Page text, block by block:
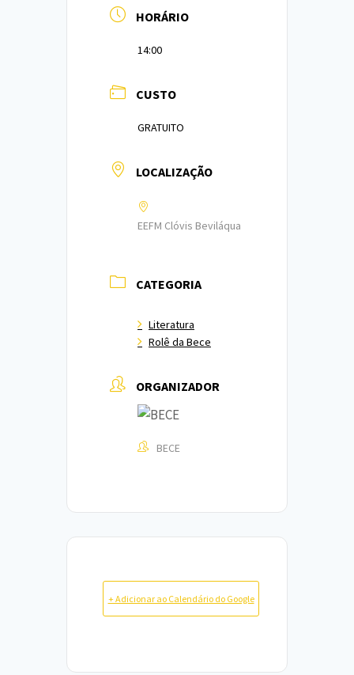
HORÁRIO
14:00
CUSTO
GRATUITO
LOCALIZAÇÃO
EEFM Clóvis Beviláqua
CATEGORIA
Literatura
Rolê da Bece
ORGANIZADOR
BECE
+ Adicionar ao Calendário do Google